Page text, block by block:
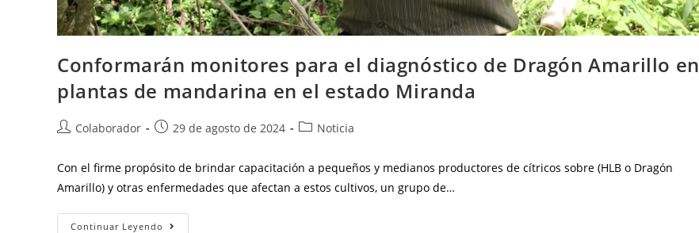
Conformarán monitores para el diagnóstico de Dragón Amarillo en
plantas de mandarina en el estado Miranda
Colaborador 29 de agosto de 2024 Noticia
Con el firme propósito de brindar capacitación a pequeños y medianos productores de cítricos sobre (HLB o Dragón
Amarillo) y otras enfermedades que afectan a estos cultivos, un grupo de…
Continuar Leyendo